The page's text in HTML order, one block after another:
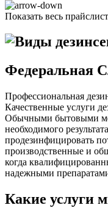
Показать весь прайслист
Федеральная
Профессиональная
Качественные услуги
Обычными бытовыми
необходимого
продезинфицировать
производственные и
когда
надежными
Какие услуги